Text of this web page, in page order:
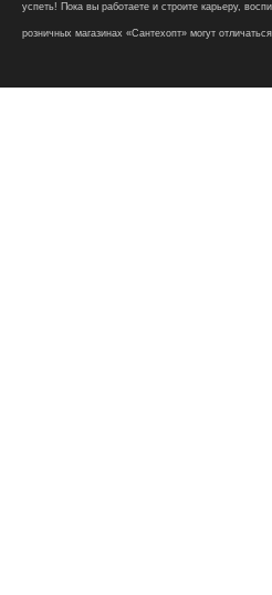
успеть! Пока вы работаете и строите карьеру,
розничных магазинах «Сантехопт» могут